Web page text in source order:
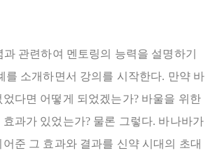
관련하여 멘토링의 능력을 설명하기
를 소개하면서 강의를 시작한다. 만약 바
다면 어떻게 되었겠는가? 바울을 위한
과가 있었는가? 물론 그렇다. 바나바가
준 그 효과와 결과를 신약 시대의 초대